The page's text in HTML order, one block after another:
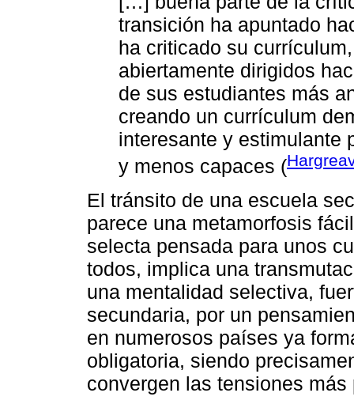
transición ha apuntado
ha criticado su
abiertamente dirigidos
de sus estudiantes más
creando un currículum
interesante y estimulante
y menos capaces (
El tránsito de una escuela
parece una metamorfosis
selecta pensada para unos
todos, implica una
una mentalidad selectiva,
secundaria, por un
en numerosos países ya
obligatoria, siendo
convergen las tensiones más